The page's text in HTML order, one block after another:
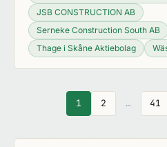
JSB CONSTRUCTION AB
Serneke Construction South AB
Thage i Skåne Aktiebolag
1 2 … 41